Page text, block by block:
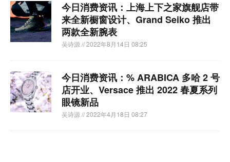
今日消费资讯：上海上下之家旗舰店带
来全新橱窗设计、Grand Seiko 推出
两款全新腕表
吴诗源 // 2022年8月14日 08:25
今日消费资讯：% ARABICA 多哈 2 号
店开业、Versace 推出 2022 春夏系列
眼镜新品
吴诗源 // 2022年4月18日 08:27